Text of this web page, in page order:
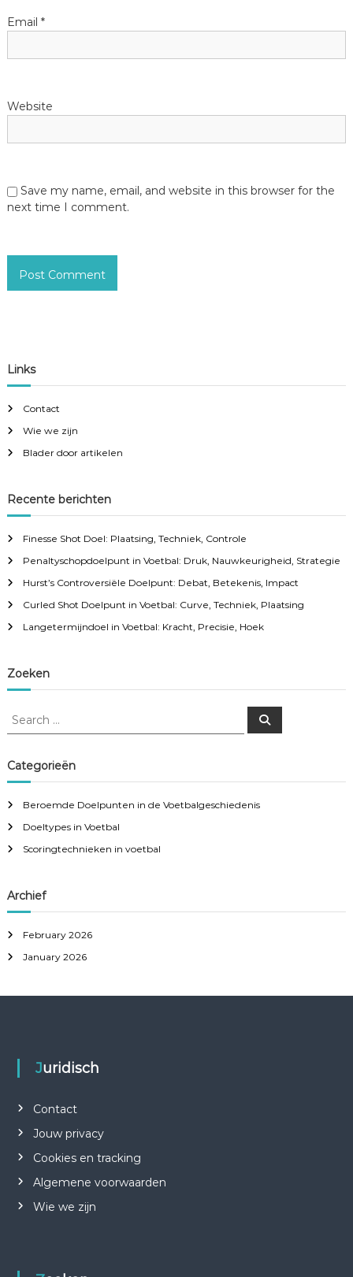
Email *
Website
Save my name, email, and website in this browser for the
next time I comment.
Links
Contact
Wie we zijn
Blader door artikelen
Recente berichten
Finesse Shot Doel: Plaatsing, Techniek, Controle
Penaltyschopdoelpunt in Voetbal: Druk, Nauwkeurigheid, Strategie
Hurst’s Controversiële Doelpunt: Debat, Betekenis, Impact
Curled Shot Doelpunt in Voetbal: Curve, Techniek, Plaatsing
Langetermijndoel in Voetbal: Kracht, Precisie, Hoek
Zoeken
S
r
c
f
o
r
S
Categorieën
Beroemde Doelpunten in de Voetbalgeschiedenis
Doeltypes in Voetbal
Scoringtechnieken in voetbal
Archief
February 2026
January 2026
Juridisch
Contact
Jouw privacy
Cookies en tracking
Algemene voorwaarden
Wie we zijn